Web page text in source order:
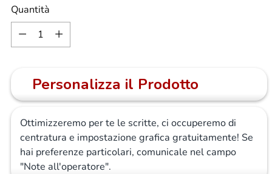
di
listino
Quantità
Quantità
Personalizza il Prodotto
Ottimizzeremo per te le scritte, ci occuperemo di
centratura e impostazione grafica gratuitamente! Se
hai preferenze particolari, comunicale nel campo
"Note all'operatore".